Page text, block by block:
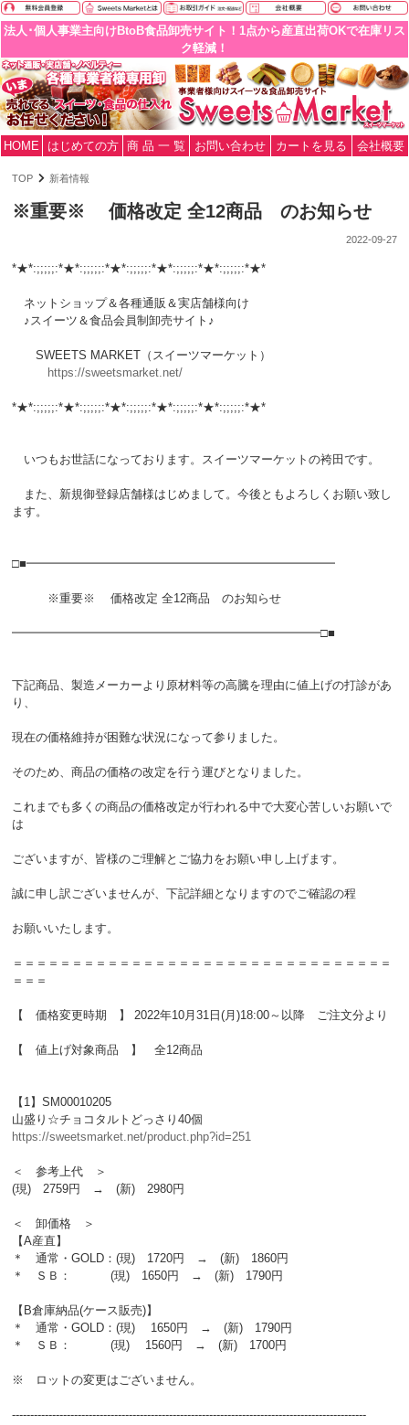
法人･個人事業主向けBtoB食品卸売サイト！1点から産直出荷OKで在庫リス
ク軽減！
HOME はじめての方 商 品 一 覧 お問い合わせ カートを見る 会社概要
TOP 新着情報
※重要※ 価格改定 全12商品 のお知らせ
2022-09-27
*★*:;;;;;:*★*:;;;;;:*★*:;;;;;:*★*:;;;;;:*★*:;;;;;:*★*
ネットショップ＆各種通販＆実店舗様向け
♪スイーツ＆食品会員制卸売サイト♪
SWEETS MARKET（スイーツマーケット）
https://sweetsmarket.net/
*★*:;;;;;:*★*:;;;;;:*★*:;;;;;:*★*:;;;;;:*★*:;;;;;:*★*
いつもお世話になっております。スイーツマーケットの袴田です。
また、新規御登録店舗様はじめまして。今後ともよろしくお願い致し
ます。
□■━━━━━━━━━━━━━━━━━━━━━━━━━━
※重要※ 価格改定 全12商品 のお知らせ
━━━━━━━━━━━━━━━━━━━━━━━━━━□■
下記商品、製造メーカーより原材料等の高騰を理由に値上げの打診があ
り、
現在の価格維持が困難な状況になって参りました。
そのため、商品の価格の改定を行う運びとなりました。
これまでも多くの商品の価格改定が行われる中で大変心苦しいお願いで
は
ございますが、皆様のご理解とご協力をお願い申し上げます。
誠に申し訳ございませんが、下記詳細となりますのでご確認の程
お願いいたします。
＝＝＝＝＝＝＝＝＝＝＝＝＝＝＝＝＝＝＝＝＝＝＝＝＝＝＝＝＝＝＝＝
＝＝＝
【 価格変更時期 】 2022年10月31日(月)18:00～以降 ご注文分より
【 値上げ対象商品 】 全12商品
【1】SM00010205
山盛り☆チョコタルトどっさり40個
https://sweetsmarket.net/product.php?id=251
＜ 参考上代 ＞
(現) 2759円 → (新) 2980円
＜ 卸価格 ＞
【A産直】
＊ 通常・GOLD：(現) 1720円 → (新) 1860円
＊ ＳＢ： (現) 1650円 → (新) 1790円
【B倉庫納品(ケース販売)】
＊ 通常・GOLD：(現) 1650円 → (新) 1790円
＊ ＳＢ： (現) 1560円 → (新) 1700円
※ ロットの変更はございません。
-------------------------------------------------------------------------------------------------